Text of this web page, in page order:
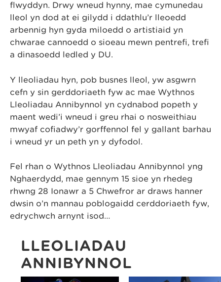
flwyddyn. Drwy wneud hynny, mae cymunedau
lleol yn dod at ei gilydd i ddathlu’r lleoedd
arbennig hyn gyda miloedd o artistiaid yn
chwarae cannoedd o sioeau mewn pentrefi, trefi
a dinasoedd ledled y DU.
Y lleoliadau hyn, pob busnes lleol, yw asgwrn
cefn y sin gerddoriaeth fyw ac mae Wythnos
Lleoliadau Annibynnol yn cydnabod popeth y
maent wedi’i wneud i greu rhai o nosweithiau
mwyaf cofiadwy’r gorffennol fel y gallant barhau
i wneud yr un peth yn y dyfodol.
Fel rhan o Wythnos Lleoliadau Annibynnol yng
Nghaerdydd, mae gennym 15 sioe yn rhedeg
rhwng 28 Ionawr a 5 Chwefror ar draws hanner
dwsin o’n mannau poblogaidd cerddoriaeth fyw,
edrychwch arnynt isod…
LLEOLIADAU
ANNIBYNNOL